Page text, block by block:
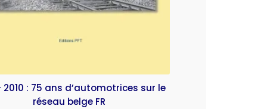
2010 : 75 ans d’automotrices sur le
réseau belge FR